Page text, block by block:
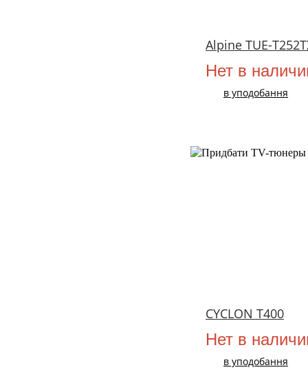
Alpine TUE-
Нет в
в уподобання
CYCLON T400
Нет в
в уподобання